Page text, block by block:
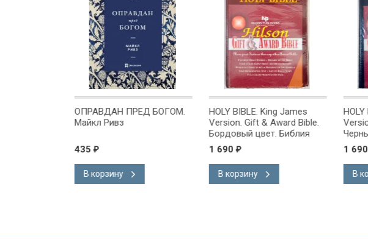
ОПРАВДАН ПРЕД БОГОМ.
Майкл Ривз
435₽
В корзину
HOLY BIBLE. King James
Version. Gift & Award Bible.
Бордовый цвет. Библия
Короля Иакова на
английском языке.
Словарь, карты, закладка,
подарочная вкладка, слова
1 690₽
В корзину
HOLY
1 690
В